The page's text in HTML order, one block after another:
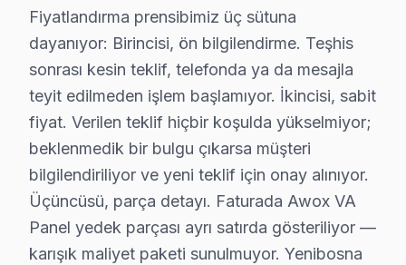
• Güç kartı kondansatör ön kontrolü — Bahçelievler
• Bahçelievler'de ekran pikseli ve renk kalibrasyonu
• Ses sistemi ve hoparlör temizliği — Bahçelievler
• Bahçelievler'de bağlantı portları ve konektör bakımı
Yılda en az bir kez profesyonel bakım, Awox akıllı
Bahçelievler'da Awox TV Yerinde Onarım –
Bahçelievler'da Awox televizyonunuz
Yerinde tamir sürecimiz — Bahçelievler:
Fiyatlandırma prensibimiz üç sütuna
dayanıyor: Birincisi, ön bilgilendirme. Teşhis
sonrası kesin teklif, telefonda ya da mesajla
teyit edilmeden işlem başlamıyor. İkincisi, sabit
fiyat. Verilen teklif hiçbir koşulda yükselmiyor;
beklenmedik bir bulgu çıkarsa müşteri
bilgilendiriliyor ve yeni teklif için onay alınıyor.
Üçüncüsü, parça detayı. Faturada Awox VA
Panel yedek parçası ayrı satırda gösteriliyor —
karışık maliyet paketi sunulmuyor. Yenibosna